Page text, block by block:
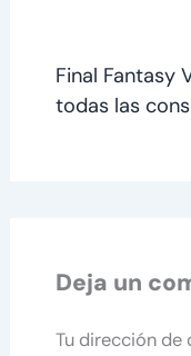
Final Fantasy
todas las
Deja un
Tu dirección de